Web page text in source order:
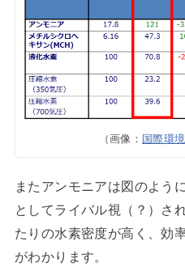
（画像： 国際環
またアンモニアは図のよう
としてライバル視（？）さ
たりの水素密度が高く、効
がわかります。